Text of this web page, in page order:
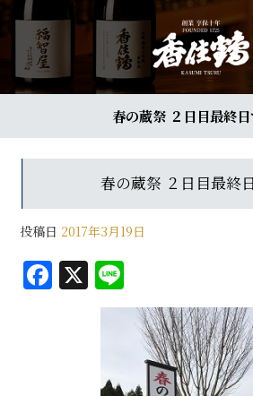
春の蔵祭 ２日目最終日
春の蔵祭 ２日目最終
投稿日 2017年3月19日
F
a
X
n
e